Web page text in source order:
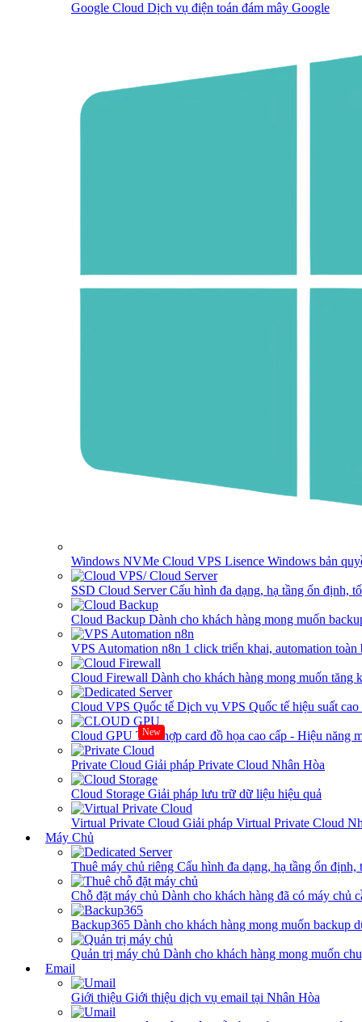
Google Cloud Dịch vụ điện toán đám mây Google
Windows NVMe Cloud VPS Lisence Windows bản
SSD Cloud ServerCấu hình đa dạng, hạ tầng ổn định,
Cloud Backup Dành cho khách hàng mong muốn
VPS Automation n8n 1 click triển khai, automation toàn
Cloud Firewall Dành cho khách hàng mong muốn tăng
Cloud VPS Quốc tế Dịch vụ VPS Quốc tế hiệu suất
Cloud GPU New
Tích hợp card đồ họa cao cấp - Hiệu năng
Private Cloud Giải pháp Private Cloud Nhân Hòa
Cloud Storage Giải pháp lưu trữ dữ liệu hiệu quả
Virtual Private Cloud Giải pháp Virtual Private Cloud
Máy Chủ
Thuê máy chủ riêng Cấu hình đa dạng, hạ tầng ổn
Chỗ đặt máy chủ Dành cho khách hàng đã có máy chủ
Backup365 Dành cho khách hàng mong muốn backup
Quản trị máy chủ Dành cho khách hàng mong muốn
Email
Giới thiệu Giới thiệu dịch vụ email tại Nhân Hòa